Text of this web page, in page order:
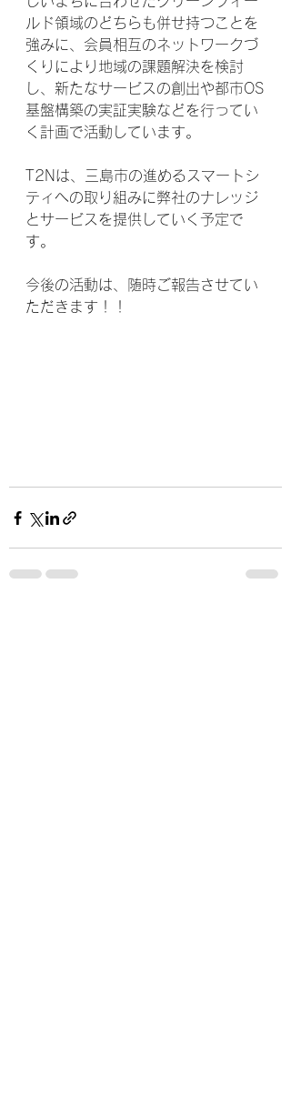
ルド領域のどちらも併せ持つことを
強みに、会員相互のネットワークづ
くりにより地域の課題解決を検討
し、新たなサービスの創出や都市OS
基盤構築の実証実験などを行ってい
く計画で活動しています。
T2Nは、三島市の進めるスマートシ
ティへの取り組みに弊社のナレッジ
とサービスを提供していく予定で
す。
今後の活動は、随時ご報告させてい
ただきます！！